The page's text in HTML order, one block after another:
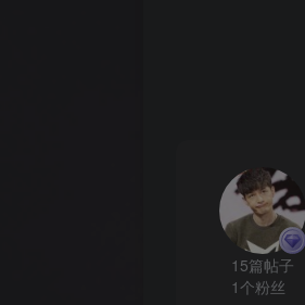
15篇帖子
1个粉丝